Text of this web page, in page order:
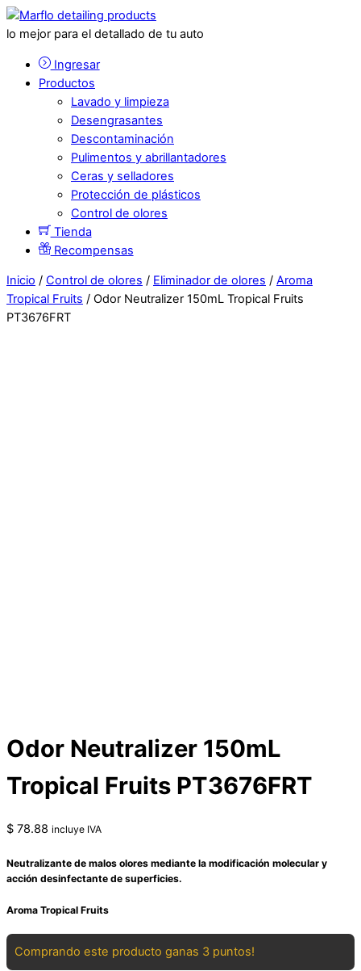
lo mejor para el detallado de tu auto
Ingresar
Productos
Lavado y limpieza
Desengrasantes
Descontaminación
Pulimentos y abrillantadores
Ceras y selladores
Protección de plásticos
Control de olores
Tienda
Recompensas
Inicio / Control de olores / Eliminador de olores / Aroma
Tropical Fruits / Odor Neutralizer 150mL Tropical Fruits
PT3676FRT
Odor Neutralizer 150mL
Tropical Fruits PT3676FRT
$ 78.88 incluye IVA
Neutralizante de malos olores mediante la modificación molecular y
acción desinfectante de superficies.
Aroma Tropical Fruits
Comprando este producto ganas 3 puntos!